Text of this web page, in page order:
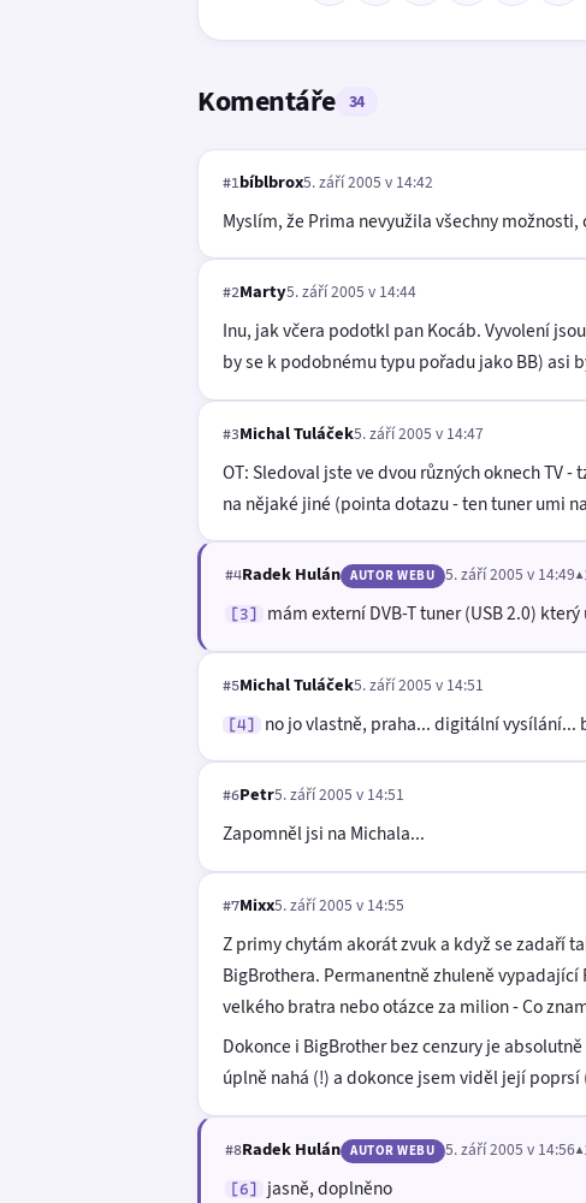
Komentáře 34
#1bíblbrox5. září 2005 v 14:42
Myslím, že Prima nevyužila všechny
#2Marty5. září 2005 v 14:44
Inu, jak včera podotkl pan Kocáb. Vyvolení
by se k podobnému typu pořadu jako BB) asi
#3Michal Tuláček5. září 2005 v 14:47
OT: Sledoval jste ve dvou různých oknech TV
na nějaké jiné (pointa dotazu - ten tuner umi
#4Radek Hulán AUTOR WEBU 5. září 2005 v 14:49
[3] mám externí DVB-T tuner (USB 2.0)
#5Michal Tuláček5. září 2005 v 14:51
[4] no jo vlastně, praha... digitální vysílání...
#6Petr5. září 2005 v 14:51
Zapomněl jsi na Michala...
#7Mixx5. září 2005 v 14:55
Z primy chytám akorát zvuk a když se zadaří
BigBrothera. Permanentně zhuleně
velkého bratra nebo otázce za milion - Co
Dokonce i BigBrother bez cenzury je
úplně nahá (!) a dokonce jsem viděl její
#8Radek Hulán AUTOR WEBU 5. září 2005 v 14:56
[6] jasně, doplněno